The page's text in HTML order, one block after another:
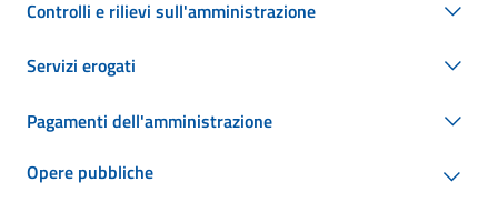
Controlli e rilievi sull'amministrazione
Servizi erogati
Pagamenti dell'amministrazione
Opere pubbliche